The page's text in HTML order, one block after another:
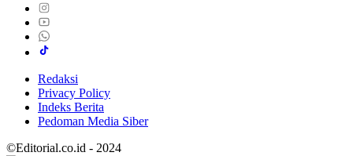
Redaksi
Privacy Policy
Indeks Berita
Pedoman Media Siber
©Editorial.co.id - 2024